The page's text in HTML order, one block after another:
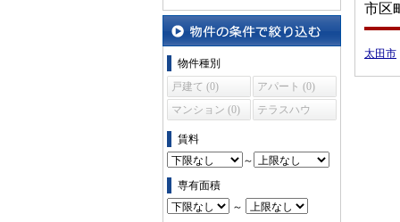
物件の条件で絞り込む
物件種別
戸建て (0)
アパート (0)
マンション (0)
テラスハウ
賃料
～
専有面積
～
市区
太田市